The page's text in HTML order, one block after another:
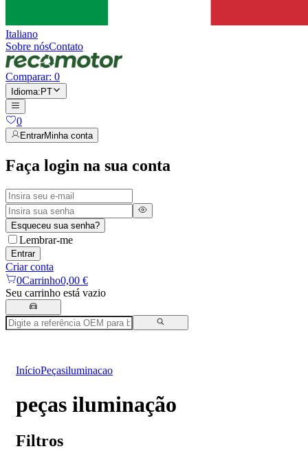
Italiano
Sobre nósContato
Comparar: 0
Idioma:PT
0
EntrarMinha conta
Faça login na sua conta
Esqueceu sua senha?
Lembrar-me
Entrar
Criar conta
0Carrinho0,00 €
Seu carrinho está vazio
InícioPeçasiluminacao
peças iluminação
Filtros